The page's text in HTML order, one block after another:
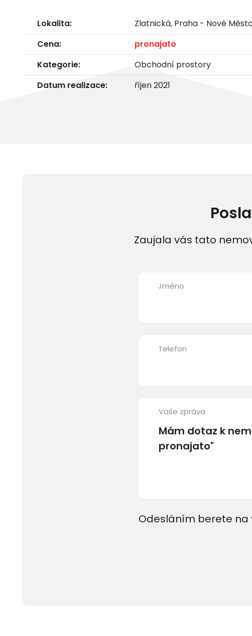
Lokalita:
Zlatnická, Praha - Nové
Cena:
pronajato
Kategorie:
Obchodní prostory
Datum realizace:
říjen 2021
Zaujala vás tato
Jméno
Telefon
Vaše zpráva
Odesláním berete na